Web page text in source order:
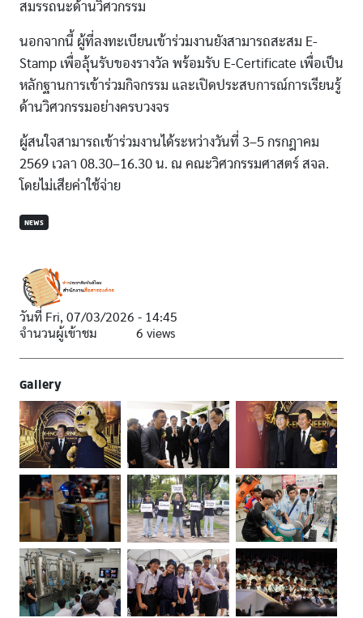
สมรรถนะด้านวิศวกรรม
นอกจากนี้ ผู้ที่ลงทะเบียนเข้าร่วมงานยังสามารถสะสม E-
Stamp เพื่อลุ้นรับของรางวัล พร้อมรับ E-Certificate เพื่อเป็น
หลักฐานการเข้าร่วมกิจกรรม และเปิดประสบการณ์การเรียนรู้
ด้านวิศวกรรมอย่างครบวงจร
ผู้สนใจสามารถเข้าร่วมงานได้ระหว่างวันที่ 3–5 กรกฎาคม
2569 เวลา 08.30–16.30 น. ณ คณะวิศวกรรมศาสตร์ สจล.
โดยไม่เสียค่าใช้จ่าย
NEWS
วันที่ Fri, 07/03/2026 - 14:45
จำนวนผู้เข้าชม
6 views
Gallery